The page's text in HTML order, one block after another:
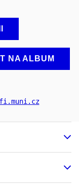
NA ALBUM
.muni.cz